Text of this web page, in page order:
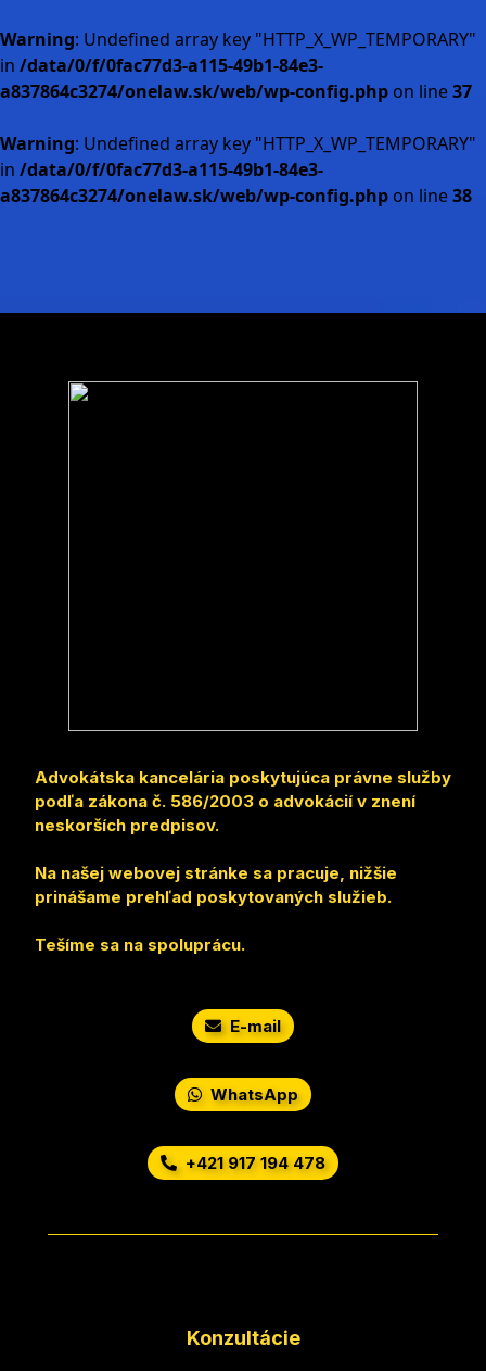
Warning: Undefined array key "HTTP_X_WP_TEMPORARY"
in /data/0/f/0fac77d3-a115-49b1-84e3-
a837864c3274/onelaw.sk/web/wp-config.php on line37
Warning: Undefined array key "HTTP_X_WP_TEMPORARY"
in /data/0/f/0fac77d3-a115-49b1-84e3-
a837864c3274/onelaw.sk/web/wp-config.php on line38
Advokátska kancelária poskytujúca právne služby
podľa zákona č. 586/2003 o advokácií v znení
neskorších predpisov.
Na našej webovej stránke sa pracuje, nižšie
prinášame prehľad poskytovaných služieb.
Tešíme sa na spoluprácu.
E-mail
WhatsApp
+421 917 194 478
Konzultácie